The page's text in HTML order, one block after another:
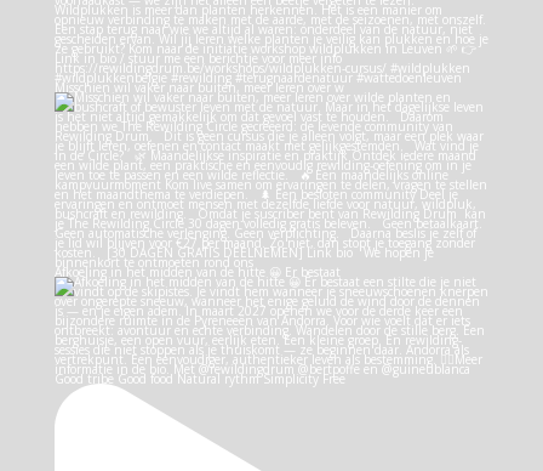
Misschien wil vaker naar buiten, meer leren over w
Afkoeling in het midden van de hitte 😀 Er bestaat
Good tribe Good food Natural rythm Simplicity Free